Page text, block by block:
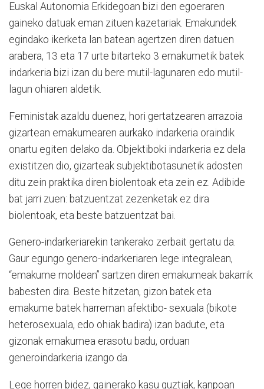
Euskal Autonomia Erkidegoan bizi den egoeraren
gaineko datuak eman zituen kazetariak. Emakundek
egindako ikerketa lan batean agertzen diren datuen
arabera, 13 eta 17 urte bitarteko 3 emakumetik batek
indarkeria bizi izan du bere mutil-lagunaren edo mutil-
lagun ohiaren aldetik.
Feministak azaldu duenez, hori gertatzearen arrazoia
gizartean emakumearen aurkako indarkeria oraindik
onartu egiten delako da. Objektiboki indarkeria ez dela
existitzen dio, gizarteak subjektibotasunetik adosten
ditu zein praktika diren biolentoak eta zein ez. Adibide
bat jarri zuen: batzuentzat zezenketak ez dira
biolentoak, eta beste batzuentzat bai.
Genero-indarkeriarekin tankerako zerbait gertatu da.
Gaur egungo genero-indarkeriaren lege integralean,
“emakume moldean” sartzen diren emakumeak bakarrik
babesten dira. Beste hitzetan, gizon batek eta
emakume batek harreman afektibo- sexuala (bikote
heterosexuala, edo ohiak badira) izan badute, eta
gizonak emakumea erasotu badu, orduan
generoindarkeria izango da.
Lege horren bidez, gainerako kasu guztiak, kanpoan